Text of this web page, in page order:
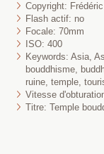
Copyright:
Flash actif: no
Focale: 70mm
ISO: 400
Keywords: Asia,
bouddhisme,
ruine, temple,
Vitesse
Titre: Temple